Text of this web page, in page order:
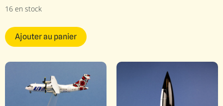
16 en stock
Ajouter au panier